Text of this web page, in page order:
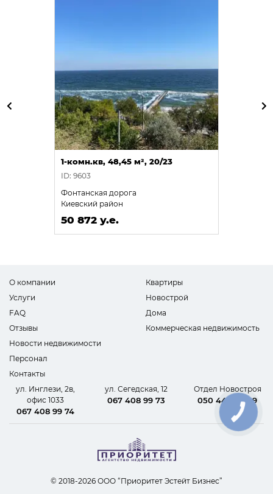
1-комн.кв, 48,45 м², 20/23
ID: 9603
Фонтанская дорога
Киевский район
50 872 у.е.
О компании
Услуги
FAQ
Отзывы
Новости недвижимости
Персонал
Контакты
Квартиры
Новострой
Дома
Коммерческая недвижимость
ул. Инглези, 2в,
офис 1033
067 408 99 74
ул. Сегедская, 12
067 408 99 73
Отдел Новостроя
050 440 62 09
© 2018-2026 ООО “Приоритет Эстейт Бизнес”
КНОПКА
СВЯЗИ